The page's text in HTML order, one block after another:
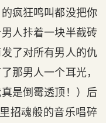
疯狂鸣叫都没把你
人拤着一块半截砖
了对所有男人的仇
那男人一个耳光，
是倒霉透顶！）后
招魂般的音乐唱碎